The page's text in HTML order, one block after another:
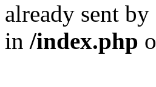
already sent
in /index.php